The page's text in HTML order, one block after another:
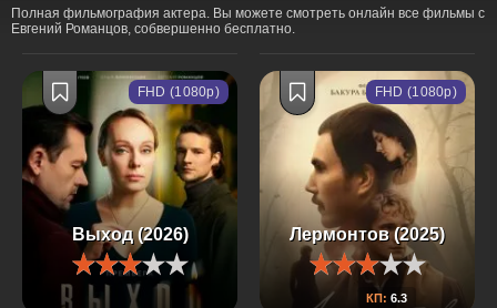
Полная фильмография актера. Вы можете смотреть онлайн все фильмы с
Евгений Романцов, собвершенно бесплатно.
Выход (2026)
FHD (1080p)
Лермонтов (2025)
КП: 6.3
FHD (1080p)